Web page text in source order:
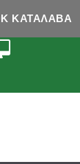
ΚΑΤΆΛΑΒΑ